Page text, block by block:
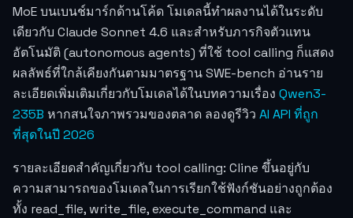
MoE บนเบนช์มาร์กด้านโค้ด โมเดลนี้ทำผลงานได้ในระดับ
เดียวกับ Claude Sonnet 4.6 และสำหรับภารกิจตัวแทน
อัตโนมัติ (autonomous agents) ที่ใช้ tool calling ก็แสดง
ผลลัพธ์ที่ใกล้เคียงกันตามมาตรฐาน SWE-bench อ่านราย
ละเอียดเพิ่มเติมเกี่ยวกับโมเดลได้ในบทความเรื่อง Qwen3-
235B หากสนใจภาพรวมของตลาด ลองดูรีวิว AI API ที่ถูก
ที่สุดในปี 2026
รายละเอียดสำคัญเกี่ยวกับ tool calling: Cline ขึ้นอยู่กับ
ความสามารถของโมเดลในการเรียกใช้ฟังก์ชันอย่างถูกต้อง
ทั้ง read_file, write_file, execute_command และ